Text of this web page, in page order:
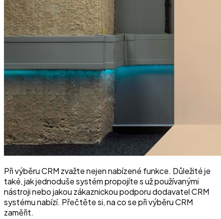
Při výběru CRM zvažte nejen nabízené funkce. Důležité je
také, jak jednoduše systém propojíte s už používanými
nástroji nebo jakou zákaznickou podporu dodavatel CRM
systému nabízí. Přečtěte si, na co se při výběru CRM
zaměřit.